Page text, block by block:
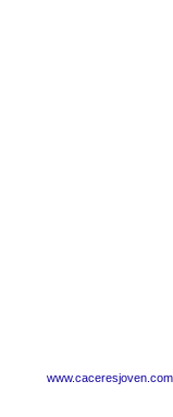
www.caceresjoven.com